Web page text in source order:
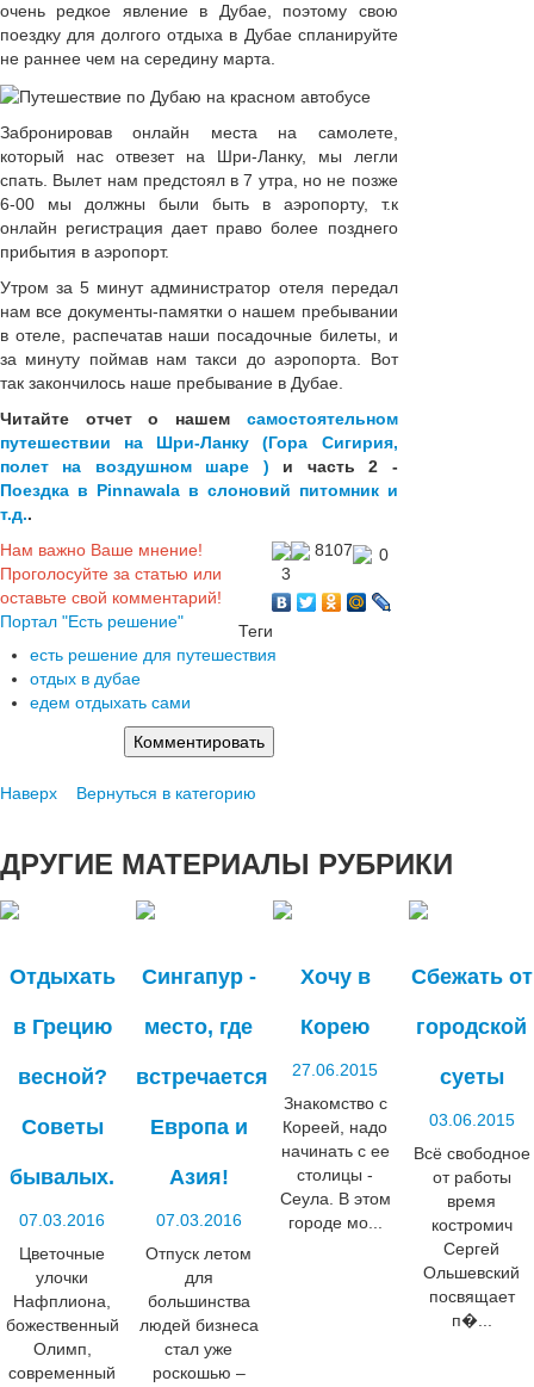
очень редкое явление в Дубае, поэтому свою
поездку для долгого отдыха в Дубае спланируйте
не раннее чем на середину марта.
Забронировав онлайн места на самолете,
который нас отвезет на Шри-Ланку, мы легли
спать. Вылет нам предстоял в 7 утра, но не позже
6-00 мы должны были быть в аэропорту, т.к
онлайн регистрация дает право более позднего
прибытия в аэропорт.
Утром за 5 минут администратор отеля передал
нам все документы-памятки о нашем пребывании
в отеле, распечатав наши посадочные билеты, и
за минуту поймав нам такси до аэропорта. Вот
так закончилось наше пребывание в Дубае.
Читайте отчет о нашемсамостоятельном
путешествии на Шри-Ланку (Гора Сигирия,
полет на воздушном шаре ) и часть 2 -
Поездка в Pinnawala в слоновий питомник и
т.д..
Нам важно Ваше мнение!
Проголосуйте за статью или
оставьте свой комментарий!
Портал "Есть решение"
0
8107
3
Теги
есть решение для путешествия
отдых в дубае
едем отдыхать сами
Наверх Вернуться в категорию
ДРУГИЕ МАТЕРИАЛЫ РУБРИКИ
Отдыхать
в Грецию
весной?
Советы
бывалых.
07.03.2016
Цветочные
улочки
Нафплиона,
божественный
Олимп,
современный
Сингапур -
место, где
встречается
Европа и
Азия!
07.03.2016
Отпуск летом
для
большинства
людей бизнеса
стал уже
роскошью –
Хочу в
Корею
27.06.2015
Знакомство с
Кореей, надо
начинать с ее
столицы -
Сеула. В этом
городе мо...
Сбежать от
городской
суеты
03.06.2015
Всё свободное
от работы
время
костромич
Сергей
Ольшевский
посвящает
п�...